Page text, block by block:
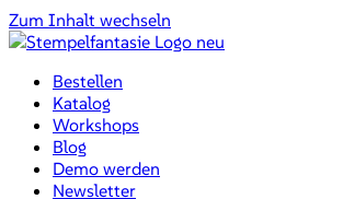
Zum Inhalt wechseln
Bestellen
Katalog
Workshops
Blog
Demo werden
Newsletter